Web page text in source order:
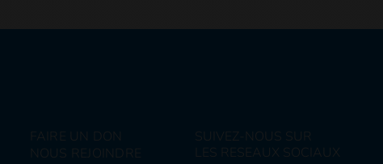
FAIRE UN DON
NOUS REJOINDRE
SUIVEZ-NOUS SUR
LES RESEAUX SOCIAUX